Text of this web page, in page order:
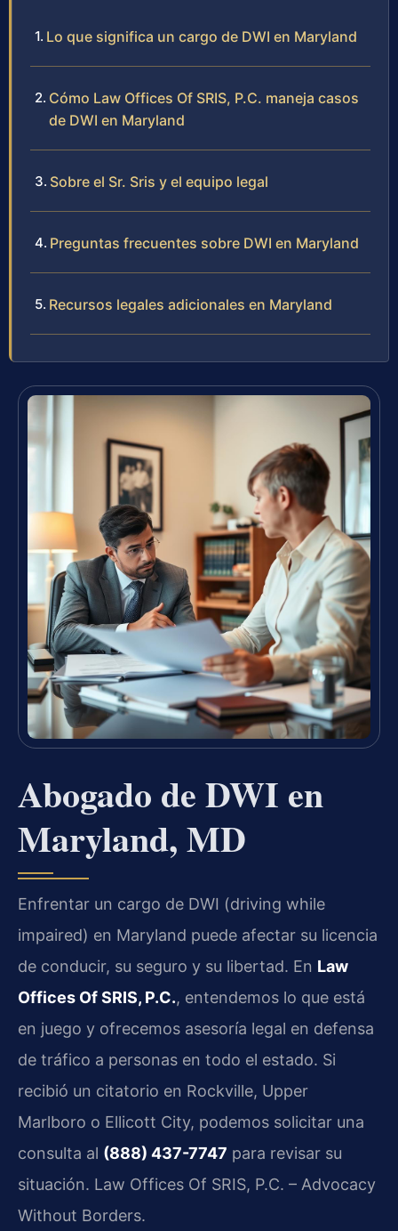
Lo que significa un cargo de DWI en Maryland
Cómo Law Offices Of SRIS, P.C. maneja casos
de DWI en Maryland
Sobre el Sr. Sris y el equipo legal
Preguntas frecuentes sobre DWI en Maryland
Recursos legales adicionales en Maryland
Abogado de DWI en
Maryland, MD
Enfrentar un cargo de DWI (driving while
impaired) en Maryland puede afectar su licencia
de conducir, su seguro y su libertad. En Law
Offices Of SRIS, P.C., entendemos lo que está
en juego y ofrecemos asesoría legal en defensa
de tráfico a personas en todo el estado. Si
recibió un citatorio en Rockville, Upper
Marlboro o Ellicott City, podemos solicitar una
consulta al (888) 437-7747 para revisar su
situación. Law Offices Of SRIS, P.C. – Advocacy
Without Borders.